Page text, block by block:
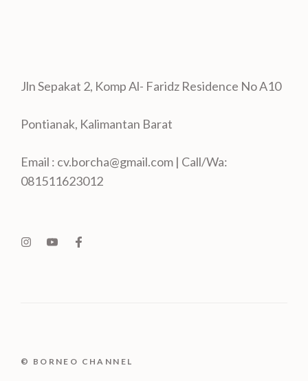
Jln Sepakat 2, Komp Al- Faridz Residence No A10
Pontianak, Kalimantan Barat
Email : cv.borcha@gmail.com | Call/Wa:
081511623012
© BORNEO CHANNEL